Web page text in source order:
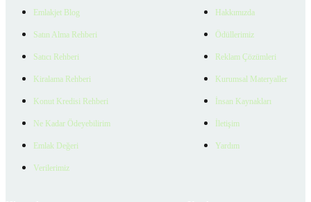
Emlakjet Blog
Satın Alma Rehberi
Satıcı Rehberi
Kiralama Rehberi
Konut Kredisi Rehberi
Ne Kadar Ödeyebilirim
Emlak Değeri
Verilerimiz
Hakkımızda
Ödüllerimiz
Reklam Çözümleri
Kurumsal Materyaller
İnsan Kaynakları
İletişim
Yardım